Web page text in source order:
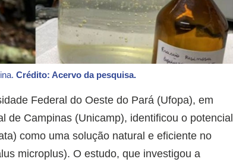
Crédito: Acervo da pesquisa.
Federal do Oeste do Pará (Ufopa), em
de Campinas (Unicamp), identificou o potencial
como uma solução natural e eficiente no
microplus). O estudo, que investigou a